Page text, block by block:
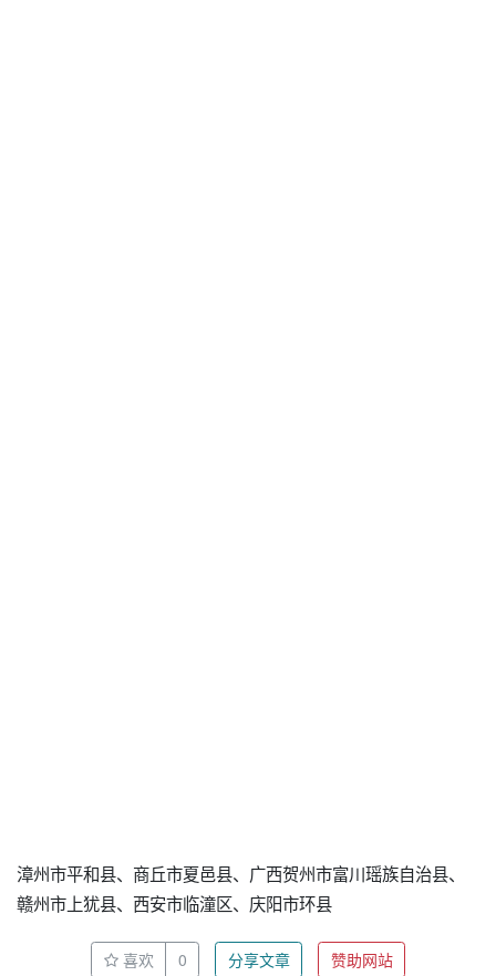
漳州市平和县、商丘市夏邑县、广西贺州市富川瑶族自治县、
赣州市上犹县、西安市临潼区、庆阳市环县
喜欢 0 分享文章 赞助网站